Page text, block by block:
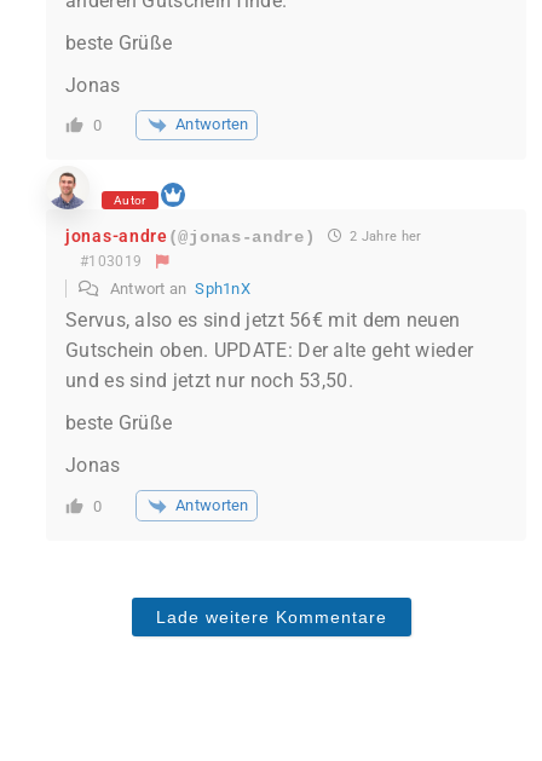
beste Grüße
Jonas
0 Antworten
Autor
jonas-andre(@jonas-andre) 2 Jahre her
#103019
Antwort anSph1nX
Servus, also es sind jetzt 56€ mit dem neuen
Gutschein oben. UPDATE: Der alte geht wieder
und es sind jetzt nur noch 53,50.
beste Grüße
Jonas
0 Antworten
Lade weitere Kommentare